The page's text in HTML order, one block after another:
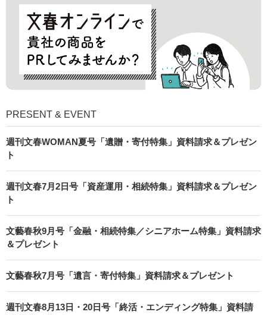
PRESENT & EVENT
週刊文春WOMAN夏号「遺贈・寄付特集」資料請求＆プレゼン
ト
週刊文春7月2日号「資産運用・相続特集」資料請求＆プレゼン
ト
文藝春秋9月号「金融・相続特集／シニアホーム特集」資料請求
＆プレゼント
文藝春秋7月号「遺言・寄付特集」資料請求＆プレゼント
週刊文春8月13日・20日号「終活・エンディング特集」資料請